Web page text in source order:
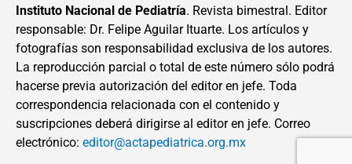
Instituto Nacional de Pediatría. Revista bimestral. Editor
responsable: Dr. Felipe Aguilar Ituarte. Los artículos y
fotografías son responsabilidad exclusiva de los autores.
La reproducción parcial o total de este número sólo podrá
hacerse previa autorización del editor en jefe. Toda
correspondencia relacionada con el contenido y
suscripciones deberá dirigirse al editor en jefe. Correo
electrónico: editor@actapediatrica.org.mx